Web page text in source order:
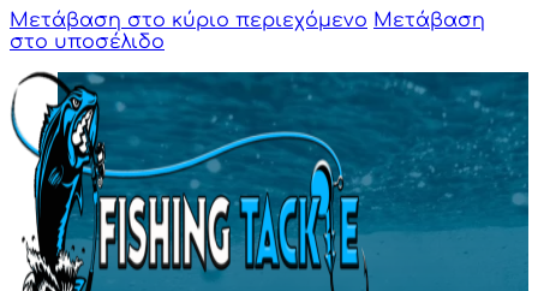
Μετάβαση στο κύριο περιεχόμενο Μετάβαση
στο υποσέλιδο